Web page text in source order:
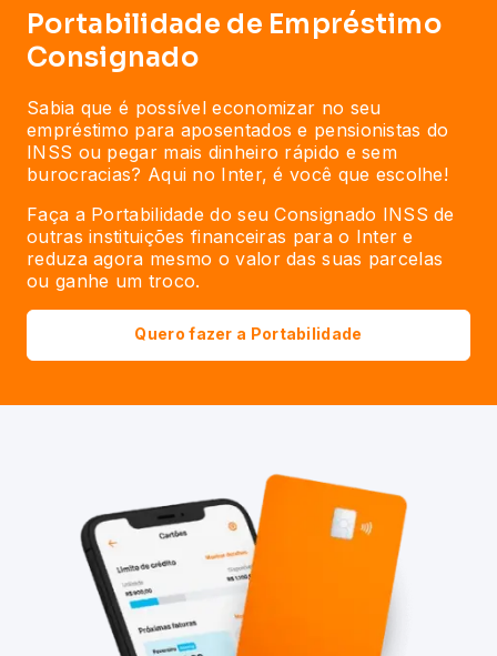
Portabilidade de Empréstimo
Consignado
Sabia que é possível economizar no seu
empréstimo para aposentados e pensionistas do
INSS ou pegar mais dinheiro rápido e sem
burocracias? Aqui no Inter, é você que escolhe!
Faça a Portabilidade do seu Consignado INSS de
outras instituições financeiras para o Inter e
reduza agora mesmo o valor das suas parcelas
ou ganhe um troco.
Quero fazer a Portabilidade